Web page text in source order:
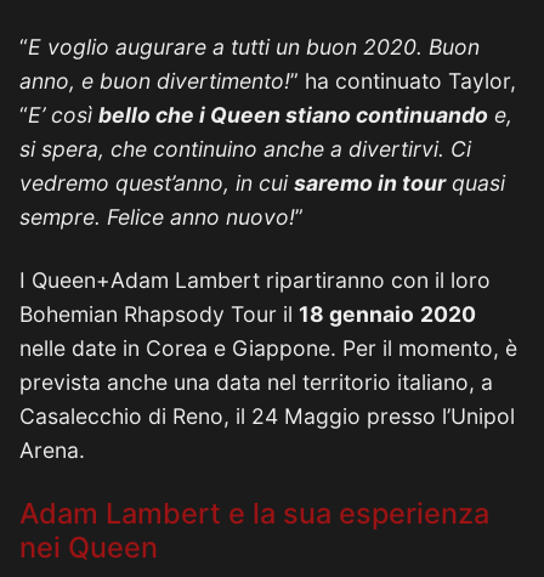
“E voglio augurare a tutti un buon 2020. Buon
anno, e buon divertimento!” ha continuato Taylor,
“E’ così bello che i Queen stiano continuando e,
si spera, che continuino anche a divertirvi. Ci
vedremo quest’anno, in cuisaremo in tourquasi
sempre. Felice anno nuovo!”
I Queen+Adam Lambert ripartiranno con il loro
Bohemian Rhapsody Tour il 18 gennaio 2020
nelle date in Corea e Giappone. Per il momento, è
prevista anche una data nel territorio italiano, a
Casalecchio di Reno, il 24 Maggio presso l’Unipol
Arena.
Adam Lambert e la sua esperienza
nei Queen